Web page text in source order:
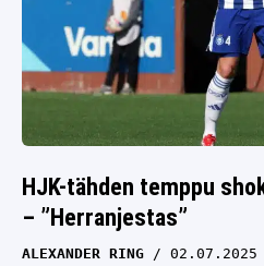
HJK-tähden temppu
– ”Herranjestas”
ALEXANDER RING 02.07.2025